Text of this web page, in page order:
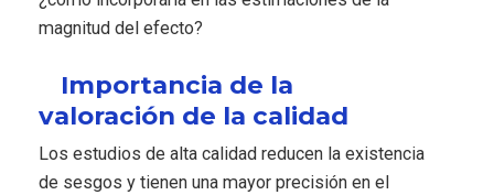
magnitud del efecto?
Importancia de la
valoración de la calidad
Los estudios de alta calidad reducen la existencia
de sesgos y tienen una mayor precisión en el